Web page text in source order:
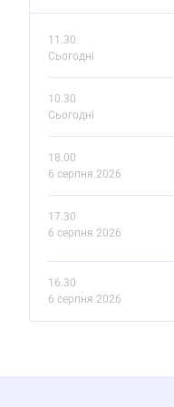
11.30
Сьогодні
10.30
Сьогодні
18.00
6 серпня 2026
17.30
6 серпня 2026
16.30
6 серпня 2026